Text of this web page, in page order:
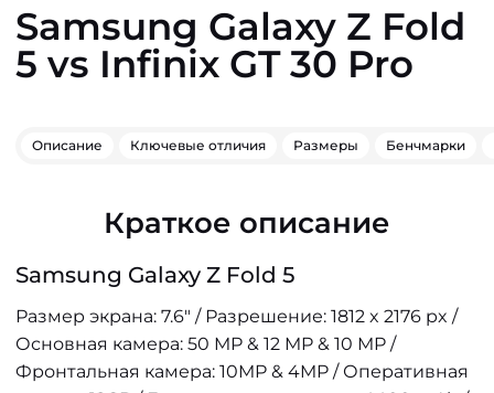
Samsung Galaxy Z Fold
5 vs Infinix GT 30 Pro
Описание Ключевые отличия Размеры Бенчмарки
Краткое описание
Samsung Galaxy Z Fold 5
Размер экрана: 7.6" / Разрешение: 1812 x 2176 px /
Основная камера: 50 MP & 12 MP & 10 MP /
Фронтальная камера: 10MP & 4MP / Оперативная